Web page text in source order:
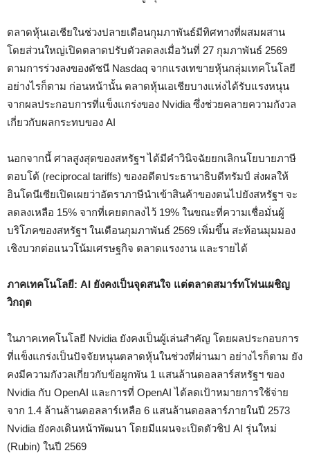
ตลาดหุ้นเอเชียในช่วงปลายเดือนกุมภาพันธ์มีทิศทางที่ผสมผสาน
โดยส่วนใหญ่เปิดตลาดปรับตัวลดลงเมื่อวันที่ 27 กุมภาพันธ์ 2569
ตามการร่วงลงของดัชนี Nasdaq จากแรงเทขายหุ้นกลุ่มเทคโนโลยี
อย่างไรก็ตาม ก่อนหน้านั้น ตลาดหุ้นเอเชียบางแห่งได้รับแรงหนุน
จากผลประกอบการที่แข็งแกร่งของ Nvidia ซึ่งช่วยคลายความกังวล
เกี่ยวกับผลกระทบของ AI
นอกจากนี้ ศาลสูงสุดของสหรัฐฯ ได้มีคำวินิจฉัยยกเลิกนโยบายภาษี
ตอบโต้ (reciprocal tariffs) ของอดีตประธานาธิบดีทรัมป์ ส่งผลให้
อินโดนีเซียเปิดเผยว่าอัตราภาษีนำเข้าสินค้าของตนไปยังสหรัฐฯ จะ
ลดลงเหลือ 15% จากที่เคยตกลงไว้ 19% ในขณะที่ความเชื่อมั่นผู้
บริโภคของสหรัฐฯ ในเดือนกุมภาพันธ์ 2569 เพิ่มขึ้น สะท้อนมุมมอง
เชิงบวกต่อแนวโน้มเศรษฐกิจ ตลาดแรงงาน และรายได้
ภาคเทคโนโลยี: AI ยังคงเป็นจุดสนใจ แต่ตลาดสมาร์ทโฟนเผชิญ
วิกฤต
ในภาคเทคโนโลยี Nvidia ยังคงเป็นผู้เล่นสำคัญ โดยผลประกอบการ
ที่แข็งแกร่งเป็นปัจจัยหนุนตลาดหุ้นในช่วงที่ผ่านมา อย่างไรก็ตาม ยัง
คงมีความกังวลเกี่ยวกับข้อผูกพัน 1 แสนล้านดอลลาร์สหรัฐฯ ของ
Nvidia กับ OpenAI และการที่ OpenAI ได้ลดเป้าหมายการใช้จ่าย
จาก 1.4 ล้านล้านดอลลาร์เหลือ 6 แสนล้านดอลลาร์ภายในปี 2573
Nvidia ยังคงเดินหน้าพัฒนา โดยมีแผนจะเปิดตัวชิป AI รุ่นใหม่
(Rubin) ในปี 2569